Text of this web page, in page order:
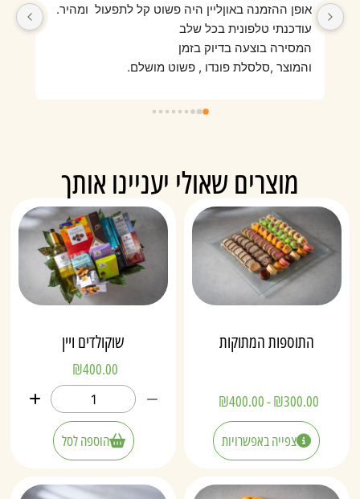
אופן ההזמנה באוןליין היה פשוט קל לתפעול  ומהיר.
עודכנתי טלפונית בכל שלב
המסירה בוצעה בדיוק בזמן
והמוצר ,סלסלת פונדו , פשוט מושלם.
מוצרים שאולי יעניינו אותך
התוספות המתוקות
₪300.00
-
₪400.00
צפייה באפשרויות
שוקולדים ויין
₪400.00
הוספה לסל